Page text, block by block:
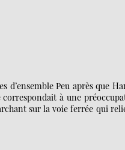
Peu après que
correspondait à une
sur la voie ferrée qui